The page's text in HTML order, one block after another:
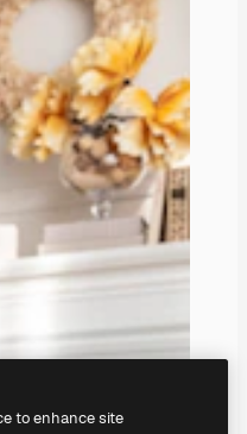
to enhance site